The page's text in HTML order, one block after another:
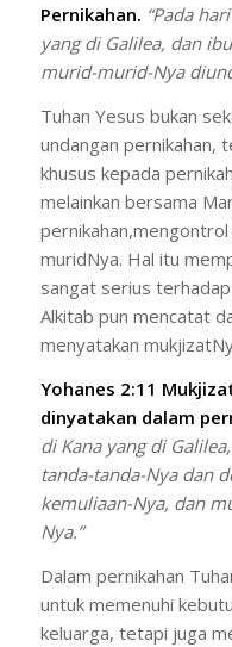
Pernikahan. “Pada
yang di Galilea, dan
murid-murid-Nya
Tuhan Yesus bukan
undangan pernikahan,
khusus kepada
melainkan bersama
muridNya. Hal itu
sangat serius
Alkitab pun mencatat
menyatakan
Yohanes 2:11
dinyatakan dalam
di Kana yang di
tanda-tanda-Nya dan
kemuliaan-Nya, dan
Nya.”
Dalam pernikahan
untuk memenuhi
keluarga, tetapi juga